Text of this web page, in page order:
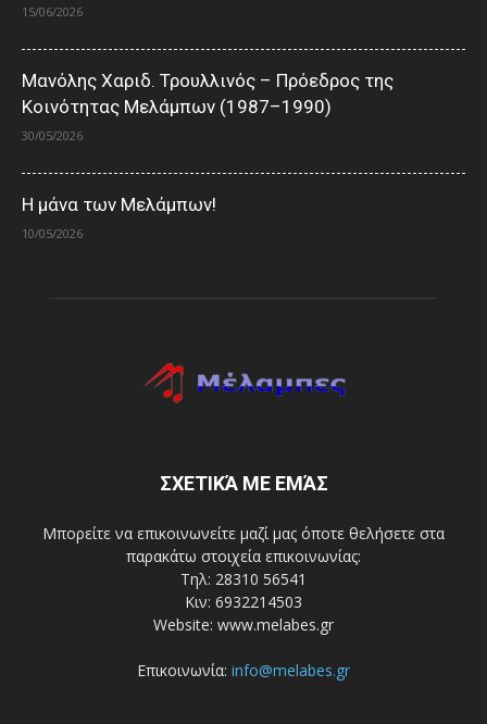
15/06/2026
Μανόλης Χαριδ. Τρουλλινός – Πρόεδρος της
Κοινότητας Μελάμπων (1987–1990)
30/05/2026
Η μάνα των Μελάμπων!
10/05/2026
ΣΧΕΤΙΚΆ ΜΕ ΕΜΆΣ
Μπορείτε να επικοινωνείτε μαζί μας όποτε θελήσετε στα
παρακάτω στοιχεία επικοινωνίας:
Τηλ: 28310 56541
Κιν: 6932214503
Website: www.melabes.gr
Επικοινωνία: info@melabes.gr